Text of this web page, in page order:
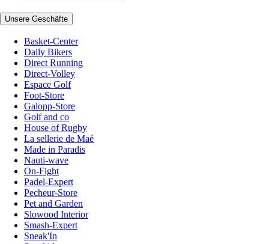
Unsere Geschäfte
Basket-Center
Daily Bikers
Direct Running
Direct-Volley
Espace Golf
Foot-Store
Galopp-Store
Golf and co
House of Rugby
La sellerie de Maé
Made in Paradis
Nauti-wave
On-Fight
Padel-Expert
Pecheur-Store
Pet and Garden
Slowood Interior
Smash-Expert
Sneak'In